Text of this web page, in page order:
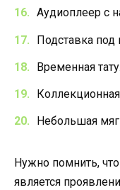
Аудиоплеер с
Подставка под
Временная тату.
Небольшая
Нужно помнить,
является